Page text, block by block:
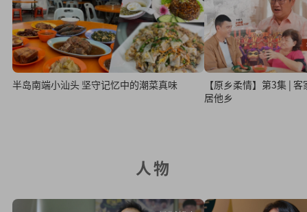
半岛南端小汕头 坚守记忆中的潮菜真味
【原乡柔情】第3集 | 客
居他乡
人物